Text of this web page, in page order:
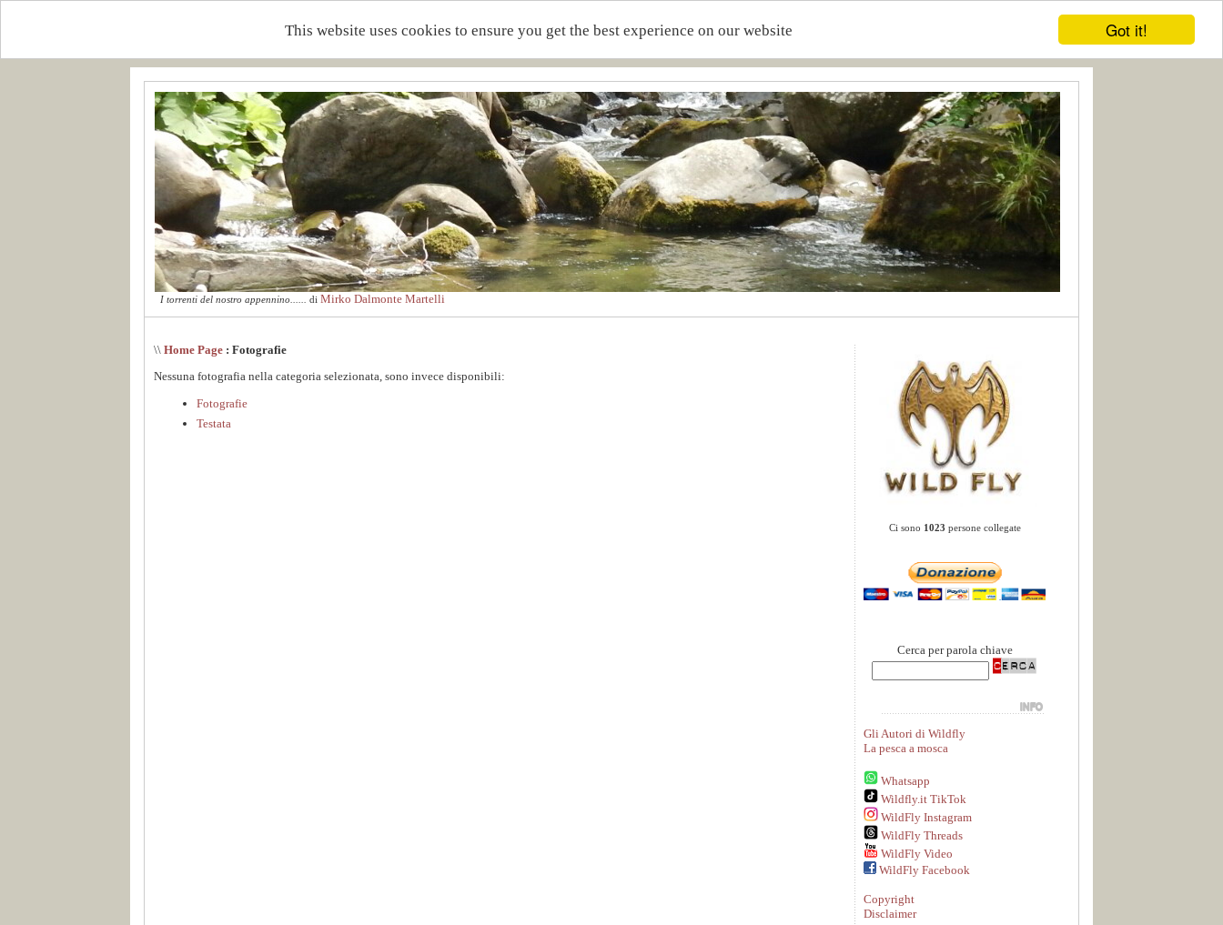
Got it!
This website uses cookies to ensure you get the best experience on our website
I torrenti del nostro appennino...... di Mirko Dalmonte Martelli
\\ Home Page : Fotografie
Nessuna fotografia nella categoria selezionata, sono invece disponibili:
Fotografie
Testata
Ci sono 1023 persone collegate
Cerca per parola chiave
Gli Autori di Wildfly
La pesca a mosca
Whatsapp
Wildfly.it TikTok
WildFly Instagram
WildFly Threads
WildFly Video
WildFly Facebook
Copyright
Disclaimer